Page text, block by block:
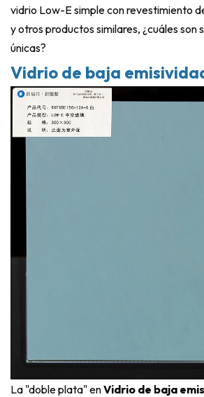
vidrio Low-E simple con revestimiento
y otros productos similares, ¿cuáles son
únicas?
Vidrio de baja
La "doble plata" enVidrio de baja